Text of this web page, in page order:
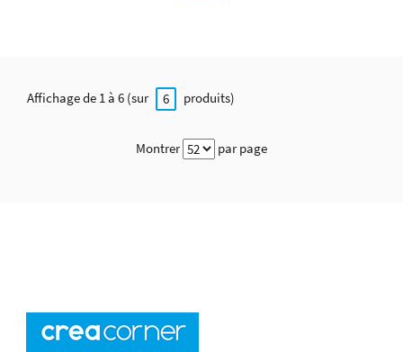
Affichage de 1 à 6 (sur 6 produits)
Montrer par page